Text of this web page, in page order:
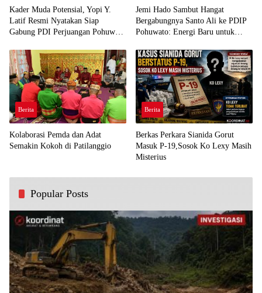
Kader Muda Potensial, Yopi Y.
Latif Resmi Nyatakan Siap
Gabung PDI Perjuangan Pohuwato
Jemi Hado Sambut Hangat
Bergabungnya Santo Ali ke PDIP
Pohuwato: Energi Baru untuk
Berita
Kolaborasi Pemda dan Adat
Semakin Kokoh di Patilanggio
Berita
Berkas Perkara Sianida Gorut
Masuk P-19,Sosok Ko Lexy Masih
Misterius
Popular Posts